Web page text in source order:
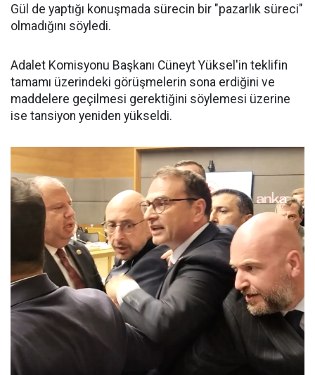
Gül de yaptığı konuşmada sürecin bir "pazarlık süreci"
olmadığını söyledi.
Adalet Komisyonu Başkanı Cüneyt Yüksel'in teklifin
tamamı üzerindeki görüşmelerin sona erdiğini ve
maddelere geçilmesi gerektiğini söylemesi üzerine
ise tansiyon yeniden yükseldi.